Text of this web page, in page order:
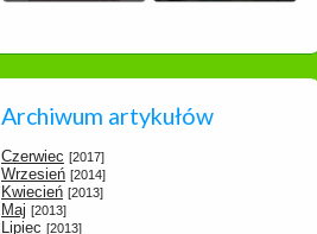
Archiwum artykułów
Czerwiec [2017]
Wrzesień [2014]
Kwiecień [2013]
Maj [2013]
Lipiec [2013]